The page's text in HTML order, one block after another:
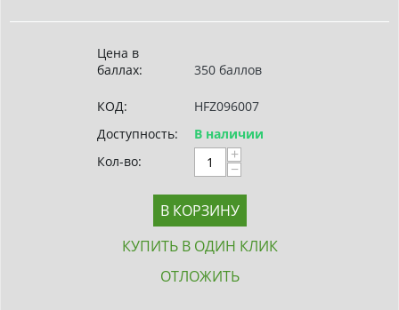
Цена в
баллах:
350 баллов
КОД:
HFZ096007
Доступность:
В наличии
Кол-во:
+
−
В КОРЗИНУ
КУПИТЬ В ОДИН КЛИК
ОТЛОЖИТЬ